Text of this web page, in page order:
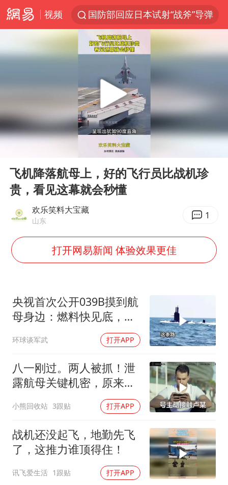
视频
国防部回应日本试射“战斧”导弹
A股三大股指收涨
江苏发布台风蓝色预警
宇树科技中一签需缴款7.54万元
“立秋的第一杯奶茶”又爆单了
中国军队坚决反制任何闹海图谋
DeepSeek投资宇树科技意味什么
公司“上四休三”但要降薪1000元
东方之约 相约未来
飞机降落航母上，好的飞行员比战机珍
贵，看见这幕就会秒懂
欢乐笑料大宝藏
山东 1
打开网易新闻 体验效果更佳
央视首次公开039B摸到航
母身边：燃料快见底，掉
深30米，最终锁定大鱼
环球谈军武 打开APP
八一刚过。两人被抓！泄
露航母关键机密，原来间
小熊回收站 3跟贴 打开APP
战机还没起飞，地勤先飞
了，这推力谁顶得住！
讯飞爱生活 1跟贴 打开APP